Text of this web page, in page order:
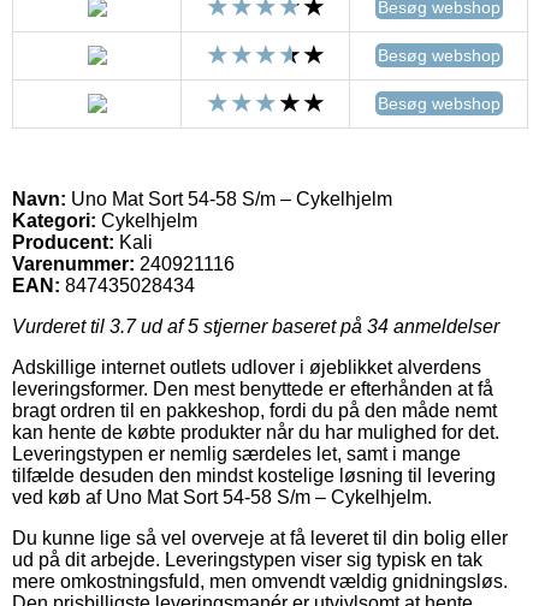
Besøg webshop
Besøg webshop
Besøg webshop
Navn: Uno Mat Sort 54-58 S/m – Cykelhjelm
Kategori: Cykelhjelm
Producent: Kali
Varenummer: 240921116
EAN: 847435028434
Vurderet til 3.7ud af 5 stjerner baseret på 34 anmeldelser
Adskillige internet outlets udlover i øjeblikket alverdens
leveringsformer. Den mest benyttede er efterhånden at få
bragt ordren til en pakkeshop, fordi du på den måde nemt
kan hente de købte produkter når du har mulighed for det.
Leveringstypen er nemlig særdeles let, samt i mange
tilfælde desuden den mindst kostelige løsning til levering
ved køb af Uno Mat Sort 54-58 S/m – Cykelhjelm.
Du kunne lige så vel overveje at få leveret til din bolig eller
ud på dit arbejde. Leveringstypen viser sig typisk en tak
mere omkostningsfuld, men omvendt vældig gnidningsløs.